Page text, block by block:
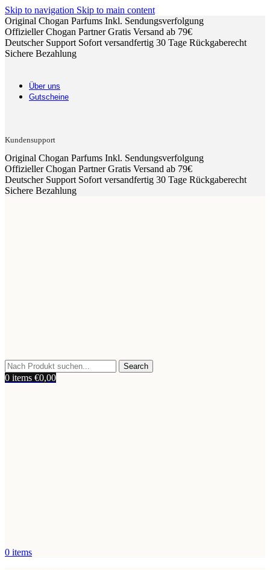
Skip to navigation Skip to main content
Original Chogan Parfums Inkl. Sendungsverfolgung
Offizieller Chogan PartnerGratis Versand ab 79€
Deutscher Support Sofort versandfertig 30 Tage Rückgaberecht
Sichere Bezahlung
Über uns
Gutscheine
Kundensupport
Original Chogan Parfums Inkl. Sendungsverfolgung
Offizieller Chogan PartnerGratis Versand ab 79€
Deutscher Support Sofort versandfertig 30 Tage Rückgaberecht
Sichere Bezahlung
Search
0 items €0,00
0 items